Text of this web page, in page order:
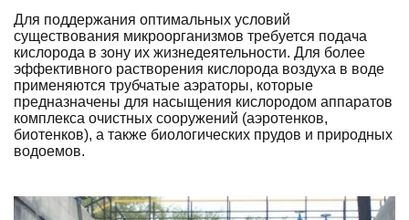
Для поддержания оптимальных условий
существования микроорганизмов требуется подача
кислорода в зону их жизнедеятельности. Для более
эффективного растворения кислорода воздуха в воде
применяются трубчатые аэраторы, которые
предназначены для насыщения кислородом аппаратов
комплекса очистных сооружений (аэротенков,
биотенков), а также биологических прудов и природных
водоемов.